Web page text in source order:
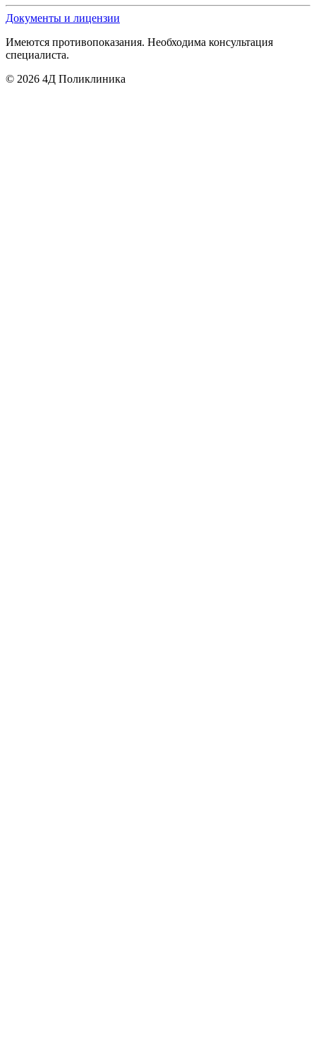
Документы и лицензии
Имеются противопоказания. Необходима консультация
специалиста.
© 2026 4Д Поликлиника